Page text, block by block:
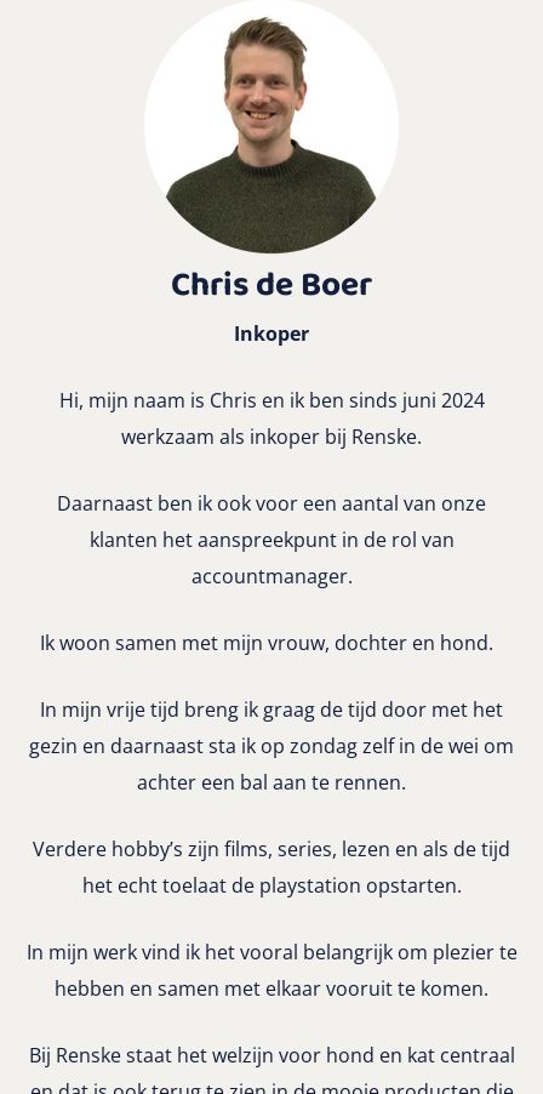
Chris de Boer
Inkoper
Hi, mijn naam is Chris en ik ben sinds juni 2024
werkzaam als inkoper bij Renske.
Daarnaast ben ik ook voor een aantal van onze
klanten het aanspreekpunt in de rol van
accountmanager.
Ik woon samen met mijn vrouw, dochter en hond.
In mijn vrije tijd breng ik graag de tijd door met het
gezin en daarnaast sta ik op zondag zelf in de wei om
achter een bal aan te rennen.
Verdere hobby’s zijn films, series, lezen en als de tijd
het echt toelaat de playstation opstarten.
In mijn werk vind ik het vooral belangrijk om plezier te
hebben en samen met elkaar vooruit te komen.
Bij Renske staat het welzijn voor hond en kat centraal